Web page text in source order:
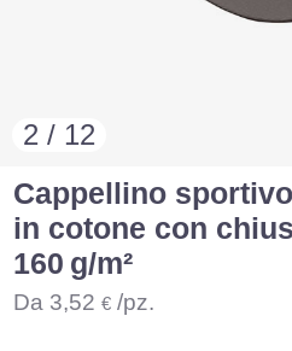
2 / 12
Cappellino
in cotone con
160 g/m²
Da 3,52 € /pz.